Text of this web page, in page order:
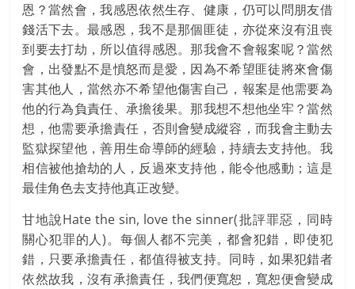
恩？當然會，我感恩依然生存、健康，仍可以問朋友借
錢活下去。最感恩，我不是那個匪徒，亦從來沒有沮喪
到要去打劫，所以值得感恩。那我會不會報案呢？當然
會，出發點不是憤怒而是愛，因為不希望匪徒將來會傷
害其他人，當然亦不希望他傷害自己，報案是他需要為
他的行為負責任、承擔後果。那我想不想他坐牢？當然
想，他需要承擔責任，否則會變成縱容，而我會主動去
監獄探望他，善用生命導師的經驗，持續去支持他。我
相信被他搶劫的人，反過來支持他，能令他感動；這是
最佳角色去支持他真正改變。
甘地說Hate the sin, love the sinner(批評罪惡，同時
關心犯罪的人)。每個人都不完美，都會犯錯，即使犯
錯，只要承擔責任，都值得被支持。同時，如果犯錯者
依然故我，沒有承擔責任，我們便寬恕，寬恕便會變成